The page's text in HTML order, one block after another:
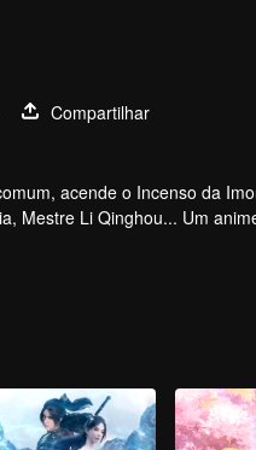
Compartilhar
acende o Incenso da
Mestre Li Qinghou... Um
verão de alegria.